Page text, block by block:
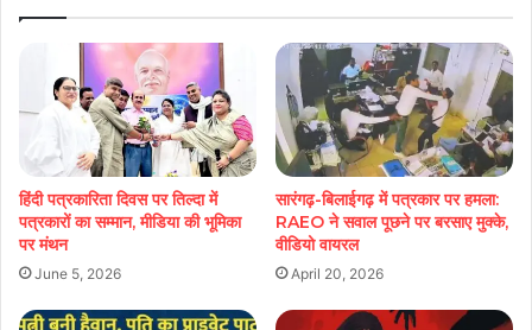
हिंदी पत्रकारिता दिवस पर तिल्दा में
पत्रकारों का सम्मान, मीडिया की भूमिका
पर मंथन
June 5, 2026
सारंगढ़-बिलाईगढ़ में पत्रकार पर हमला:
RAEO ने सवाल पूछने पर बरसाए मुक्के,
वीडियो वायरल
April 20, 2026